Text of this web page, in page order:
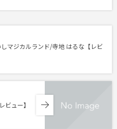
マジカルランド/寺地 はるな【レビ
ビュー】